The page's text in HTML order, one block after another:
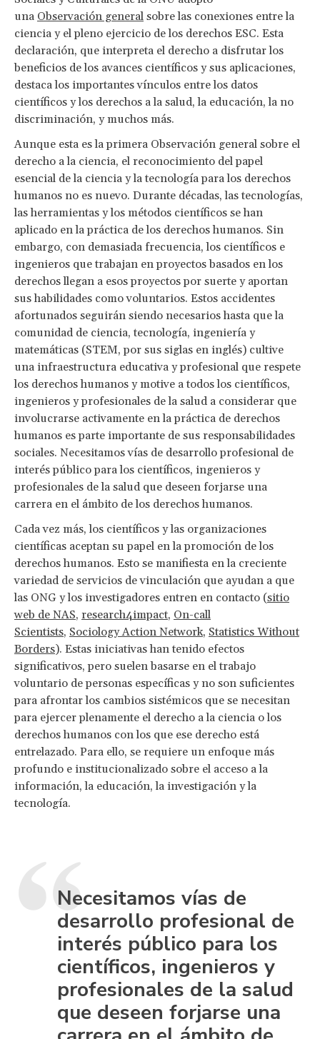
una Observación general sobre las conexiones entre la
ciencia y el pleno ejercicio de los derechos ESC. Esta
declaración, que interpreta el derecho a disfrutar los
beneficios de los avances científicos y sus aplicaciones,
destaca los importantes vínculos entre los datos
científicos y los derechos a la salud, la educación, la no
discriminación, y muchos más.
Aunque esta es la primera Observación general sobre el
derecho a la ciencia, el reconocimiento del papel
esencial de la ciencia y la tecnología para los derechos
humanos no es nuevo. Durante décadas, las tecnologías,
las herramientas y los métodos científicos se han
aplicado en la práctica de los derechos humanos. Sin
embargo, con demasiada frecuencia, los científicos e
ingenieros que trabajan en proyectos basados en los
derechos llegan a esos proyectos por suerte y aportan
sus habilidades como voluntarios. Estos accidentes
afortunados seguirán siendo necesarios hasta que la
comunidad de ciencia, tecnología, ingeniería y
matemáticas (STEM, por sus siglas en inglés) cultive
una infraestructura educativa y profesional que respete
los derechos humanos y motive a todos los científicos,
ingenieros y profesionales de la salud a considerar que
involucrarse activamente en la práctica de derechos
humanos es parte importante de sus responsabilidades
sociales. Necesitamos vías de desarrollo profesional de
interés público para los científicos, ingenieros y
profesionales de la salud que deseen forjarse una
carrera en el ámbito de los derechos humanos.
Cada vez más, los científicos y las organizaciones
científicas aceptan su papel en la promoción de los
derechos humanos. Esto se manifiesta en la creciente
variedad de servicios de vinculación que ayudan a que
las ONG y los investigadores entren en contacto (sitio
web de NAS, research4impact, On-call
Scientists, Sociology Action Network, Statistics Without
Borders). Estas iniciativas han tenido efectos
significativos, pero suelen basarse en el trabajo
voluntario de personas específicas y no son suficientes
para afrontar los cambios sistémicos que se necesitan
para ejercer plenamente el derecho a la ciencia o los
derechos humanos con los que ese derecho está
entrelazado. Para ello, se requiere un enfoque más
profundo e institucionalizado sobre el acceso a la
información, la educación, la investigación y la
tecnología.
Necesitamos vías de
desarrollo profesional de
interés público para los
científicos, ingenieros y
profesionales de la salud
que deseen forjarse una